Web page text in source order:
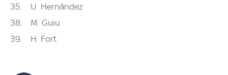
35 U Hernández
38
M Guiu
39
H Fort